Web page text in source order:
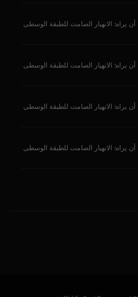
أن يراه: الانهيار الصامت للطبقة الوسطى
أن يراه: الانهيار الصامت للطبقة الوسطى
أن يراه: الانهيار الصامت للطبقة الوسطى
أن يراه: الانهيار الصامت للطبقة الوسطى